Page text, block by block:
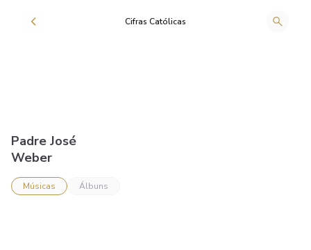
Cifras Católicas
Padre José
Weber
Músicas Álbuns